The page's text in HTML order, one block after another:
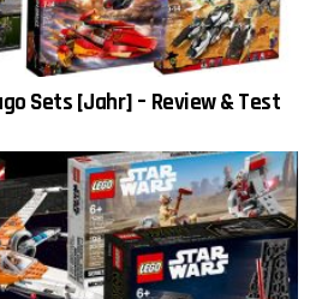
Sets [Jahr] – Review & Test